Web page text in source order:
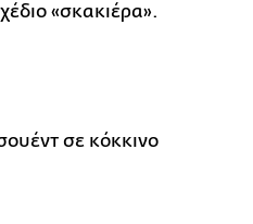
«σκακιέρα».
σε κόκκινο